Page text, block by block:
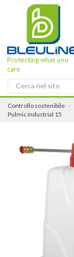
Protecting what you
care
Controllo sostenibile
Pulmic industrial 15